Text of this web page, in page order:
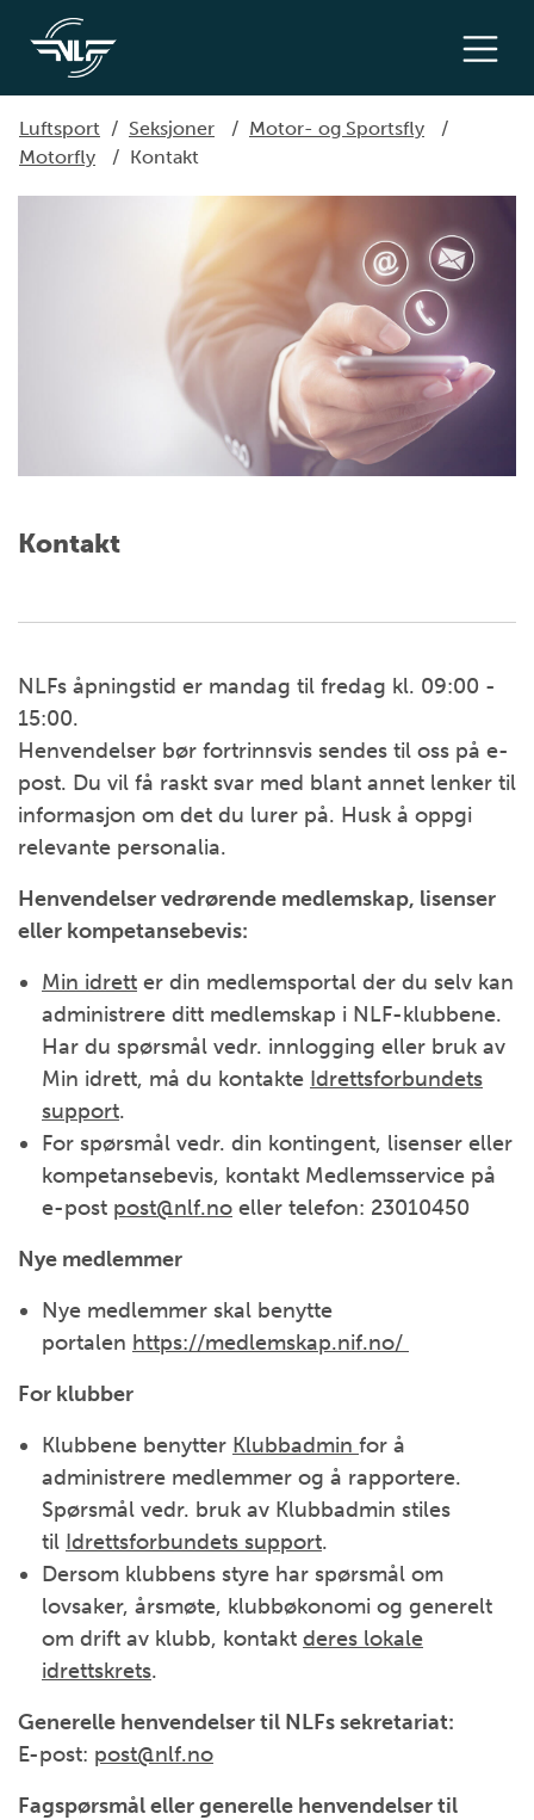
Luftsport / Seksjoner / Motor- og Sportsfly
/
Motorfly
/ Kontakt
Kontakt
NLFs åpningstid er mandag til fredag kl. 09:00 -
15:00.
Henvendelser bør fortrinnsvis sendes til oss på e-
post. Du vil få raskt svar med blant annet lenker til
informasjon om det du lurer på. Husk å oppgi
relevante personalia.
Henvendelser vedrørende medlemskap, lisenser
eller kompetansebevis:
Min idrett er din medlemsportal der du selv kan
administrere ditt medlemskap i NLF-klubbene.
Har du spørsmål vedr. innlogging eller bruk av
Min idrett, må du kontakte Idrettsforbundets
support.
For spørsmål vedr. din kontingent, lisenser eller
kompetansebevis, kontakt Medlemsservice på
e-post post@nlf.no eller telefon: 23010450
Nye medlemmer
Nye medlemmer skal benytte
portalen https://medlemskap.nif.no/
For klubber
Klubbene benytter Klubbadmin for å
administrere medlemmer og å rapportere.
Spørsmål vedr. bruk av Klubbadmin stiles
til Idrettsforbundets support.
Dersom klubbens styre har spørsmål om
lovsaker, årsmøte, klubbøkonomi og generelt
om drift av klubb, kontakt deres lokale
idrettskrets.
Generelle henvendelser til NLFs sekretariat:
E-post: post@nlf.no
Fagspørsmål eller generelle henvendelser til